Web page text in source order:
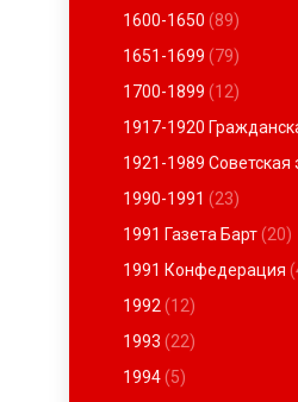
1600-1650 (89)
1651-1699 (79)
1700-1899 (12)
1917-1920
1921-1989 Советская
1990-1991 (23)
1991 Газета Барт(20)
1991 Конфедерация
1992 (12)
1993 (22)
1994(5)